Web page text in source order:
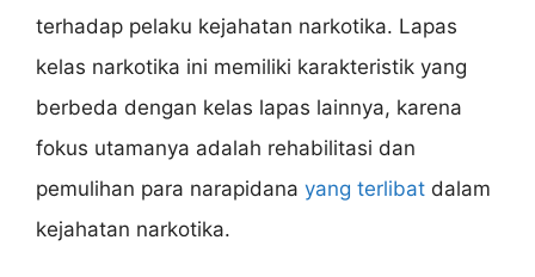
terhadap pelaku kejahatan narkotika. Lapas
kelas narkotika ini memiliki karakteristik yang
berbeda dengan kelas lapas lainnya, karena
fokus utamanya adalah rehabilitasi dan
pemulihan para narapidana yang terlibat dalam
kejahatan narkotika.